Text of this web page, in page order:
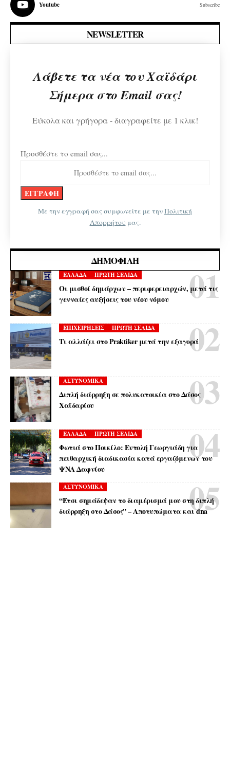
Youtube Subscribe
NEWSLETTER
Λάβετε τα νέα του Χαϊδάρι
Σήμερα στο Email σας!
Εύκολα και γρήγορα - διαγραφείτε με 1 κλικ!
Προσθέστε το email σας...
Με την εγγραφή σας συμφωνείτε με τηνΠολιτική
Απορρήτου μας.
ΔΗΜΟΦΙΛΉ
ΕΛΛΑΔΑ ΠΡΩΤΗ ΣΕΛΙΔΑ
Οι μισθοί δημάρχων – περιφερειαρχών, μετά τις
γενναίες αυξήσεις του νέου νόμου
ΕΠΙΧΕΙΡΗΣΕΙΣ ΠΡΩΤΗ ΣΕΛΙΔΑ
Τι αλλάζει στο Praktiker μετά την εξαγορά
ΑΣΤΥΝΟΜΙΚΑ
Διπλή διάρρηξη σε πολυκατοικία στο Δάσος
Χαϊδαρίου
ΕΛΛΑΔΑ ΠΡΩΤΗ ΣΕΛΙΔΑ
Φωτιά στο Ποικίλο: Εντολή Γεωργιάδη για
πειθαρχική διαδικασία κατά εργαζόμενων του
ΨΝΑ Δαφνίου
ΑΣΤΥΝΟΜΙΚΑ
“Έτσι σημάδεψαν το διαμέρισμά μου στη διπλή
διάρρηξη στο Δάσος” – Αποτυπώματα και dna